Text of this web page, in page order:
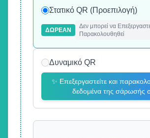
Στατικό QR (Προεπιλογή)
ΔΩΡΕΆΝ
Δεν μπορεί να
Παρακολουθηθεί
Δυναμικό QR
✨ Επεξεργαστείτε και
δεδομένα της σάρωσής